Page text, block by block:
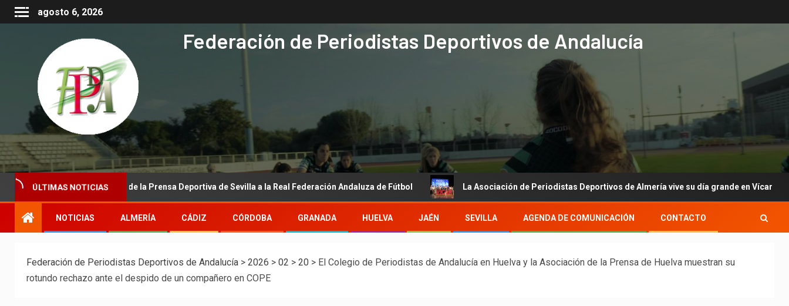
agosto 6, 2026
Federación de Periodistas Deportivos de Andalucía
ÚLTIMAS NOTICIAS
de la Asociación de la Prensa Deportiva de Sevilla a la Real Federación Andaluza de Fútbol La Asociación de Periodistas Deportivos de Almería vive su día grande en Vícar con su gala
NOTICIAS ALMERÍA CÁDIZ CÓRDOBA GRANADA HUELVA JAÉN SEVILLA AGENDA DE COMUNICACIÓN CONTACTO
Federación de Periodistas Deportivos de Andalucía > 2026 > 02 > 20 > El Colegio de Periodistas de Andalucía en Huelva y la Asociación de la Prensa de Huelva muestran su
rotundo rechazo ante el despido de un compañero en COPE